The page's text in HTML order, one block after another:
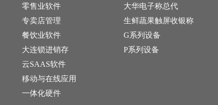
零售业软件
专卖店管理
餐饮业软件
大连锁进销存
云SAAS软件
移动与在线应用
一体化硬件
大华电子称总代
生鲜蔬果触屏收银称
G系列设备
P系列设备